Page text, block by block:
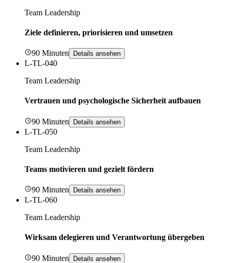
Team Leadership
Ziele definieren, priorisieren und umsetzen
90 Minuten Details ansehen
L-TL-040
Team Leadership
Vertrauen und psychologische Sicherheit aufbauen
90 Minuten Details ansehen
L-TL-050
Team Leadership
Teams motivieren und gezielt fördern
90 Minuten Details ansehen
L-TL-060
Team Leadership
Wirksam delegieren und Verantwortung übergeben
90 Minuten Details ansehen